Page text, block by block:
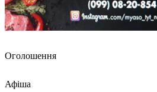
Оголошення
Афіша